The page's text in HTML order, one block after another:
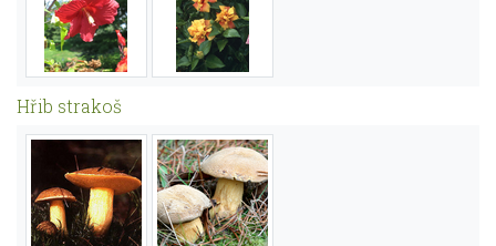
Hřib strakoš